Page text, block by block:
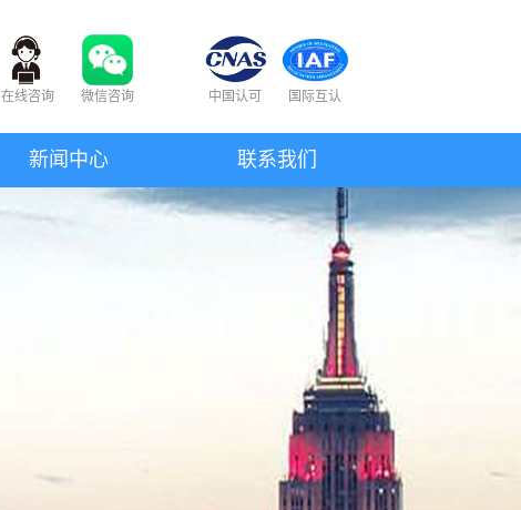
在线咨询 微信咨询 中国认可 国际互认
新闻中心 联系我们